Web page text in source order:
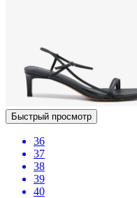
Быстрый просмотр
36
37
38
39
40